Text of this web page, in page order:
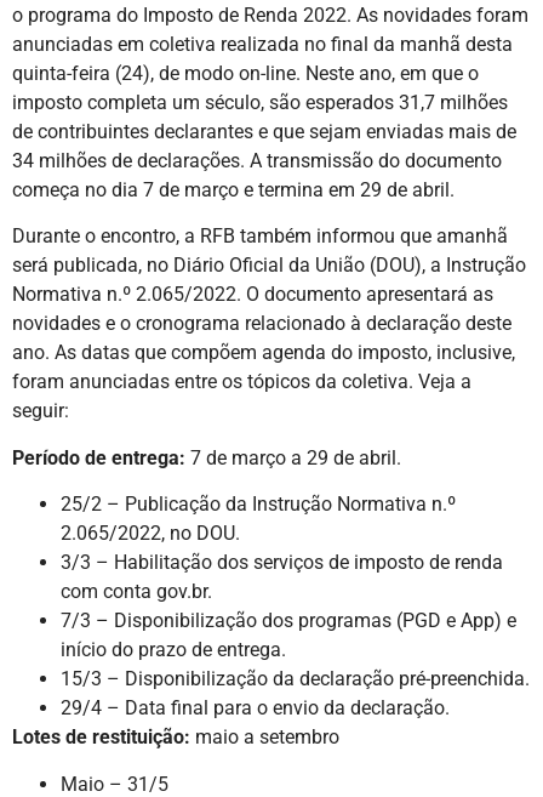
o programa do Imposto de Renda 2022. As novidades foram
anunciadas em coletiva realizada no final da manhã desta
quinta-feira (24), de modo on-line. Neste ano, em que o
imposto completa um século, são esperados 31,7 milhões
de contribuintes declarantes e que sejam enviadas mais de
34 milhões de declarações. A transmissão do documento
começa no dia 7 de março e termina em 29 de abril.
Durante o encontro, a RFB também informou que amanhã
será publicada, no Diário Oficial da União (DOU), a Instrução
Normativa n.º 2.065/2022. O documento apresentará as
novidades e o cronograma relacionado à declaração deste
ano. As datas que compõem agenda do imposto, inclusive,
foram anunciadas entre os tópicos da coletiva. Veja a
seguir:
Período de entrega: 7 de março a 29 de abril.
25/2 – Publicação da Instrução Normativa n.º
2.065/2022, no DOU.
3/3 – Habilitação dos serviços de imposto de renda
com conta gov.br.
7/3 – Disponibilização dos programas (PGD e App) e
início do prazo de entrega.
15/3 – Disponibilização da declaração pré-preenchida.
29/4 – Data final para o envio da declaração.
Lotes de restituição: maio a setembro
Maio – 31/5